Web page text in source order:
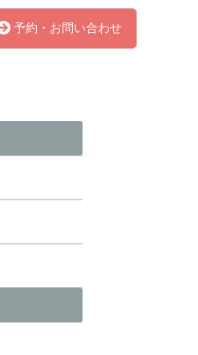
予約・お問い合わせ